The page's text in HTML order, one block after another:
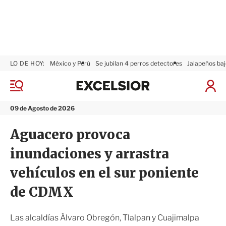
M
n
09 de Agosto de 2026
LO DE HOY: México y Perú Se jubilan 4 perros detectores Jalapeños
I
x
o
r
Aguacero provoca
inundaciones y arrastra
vehículos en el sur poniente
de CDMX
Las alcaldías Álvaro Obregón, Tlalpan y Cuajimalpa